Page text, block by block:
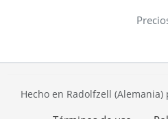
Hecho en Radolfzell (Alemania)